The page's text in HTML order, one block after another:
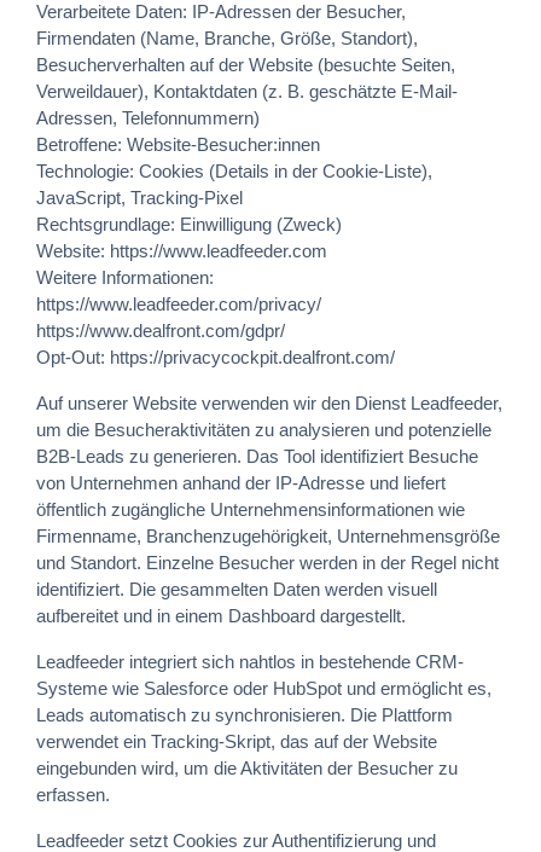
Verarbeitete Daten: IP-Adressen der Besucher,
Firmendaten (Name, Branche, Größe, Standort),
Besucherverhalten auf der Website (besuchte Seiten,
Verweildauer), Kontaktdaten (z. B. geschätzte E-Mail-
Adressen, Telefonnummern)
Betroffene: Website-Besucher:innen
Technologie: Cookies (Details in der Cookie-Liste),
JavaScript, Tracking-Pixel
Rechtsgrundlage: Einwilligung (Zweck)
Website: https://www.leadfeeder.com
Weitere Informationen:
https://www.leadfeeder.com/privacy/
https://www.dealfront.com/gdpr/
Opt-Out: https://privacycockpit.dealfront.com/
Auf unserer Website verwenden wir den Dienst Leadfeeder,
um die Besucheraktivitäten zu analysieren und potenzielle
B2B-Leads zu generieren. Das Tool identifiziert Besuche
von Unternehmen anhand der IP-Adresse und liefert
öffentlich zugängliche Unternehmensinformationen wie
Firmenname, Branchenzugehörigkeit, Unternehmensgröße
und Standort. Einzelne Besucher werden in der Regel nicht
identifiziert. Die gesammelten Daten werden visuell
aufbereitet und in einem Dashboard dargestellt.
Leadfeeder integriert sich nahtlos in bestehende CRM-
Systeme wie Salesforce oder HubSpot und ermöglicht es,
Leads automatisch zu synchronisieren. Die Plattform
verwendet ein Tracking-Skript, das auf der Website
eingebunden wird, um die Aktivitäten der Besucher zu
erfassen.
Leadfeeder setzt Cookies zur Authentifizierung und